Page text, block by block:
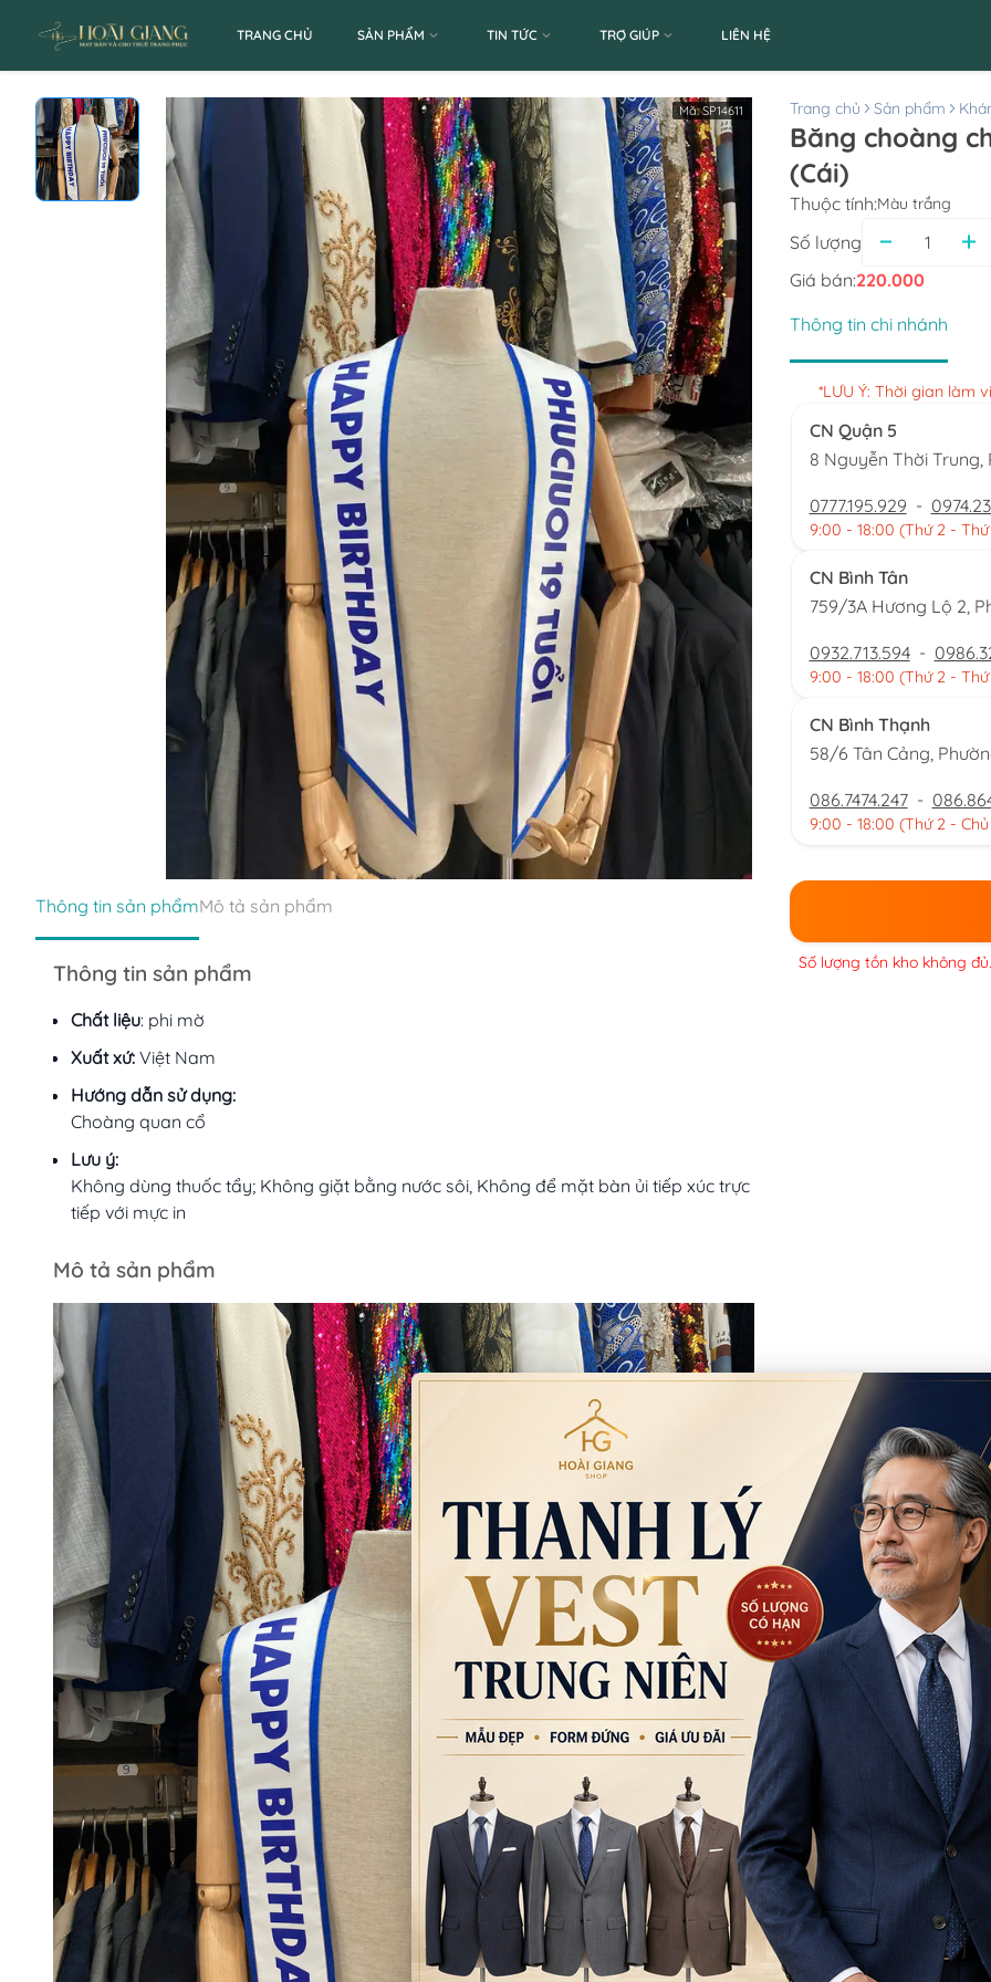
TRANG CHỦ SẢN PHẨM TIN TỨC TRỢ GIÚP LIÊN HỆ
Mã:SP14611
Thông tin sản phẩmMô tả sản phẩm
Thông tin sản phẩm
Chất liệu: phi mờ
Xuất xứ: Việt Nam
Hướng dẫn sử dụng:
Choàng quan cổ
Lưu ý:
Không dùng thuốc tẩy; Không giặt bằng nước sôi, Không để mặt bàn ủi tiếp xúc trực
tiếp với mực in
Mô tả sản phẩm
Trang chủ Sản phẩm
Băng choàng
(Cái)
Thuộc tính:Màu trắng
Số lượng
Giá bán:220.000
Thông tin chi nhánh
*LƯU Ý: Thời gian làm
CN Quận 5
8 Nguyễn Thời Trung,
0777.195.929 -
9:00 - 18:00 (Thứ 2 - Thứ
CN Bình Tân
759/3A Hương Lộ 2,
0932.713.594 -
9:00 - 18:00 (Thứ 2 - Thứ
CN Bình Thạnh
58/6 Tân Cảng,
086.7474.247 -
9:00 - 18:00 (Thứ 2 -
Số lượng tồn kho không đủ.